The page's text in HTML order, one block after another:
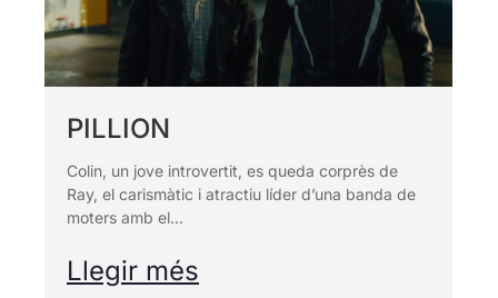
PILLION
Colin, un jove introvertit, es queda corprès de
Ray, el carismàtic i atractiu líder d’una banda de
moters amb el...
Llegir més